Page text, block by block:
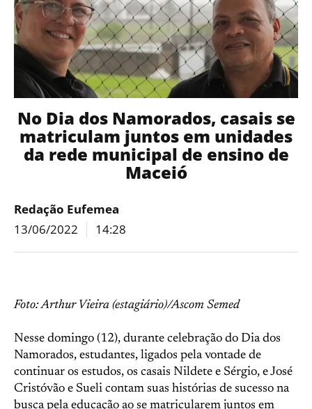
No Dia dos Namorados, casais se
matriculam juntos em unidades
da rede municipal de ensino de
Maceió
Redação Eufemea
13/06/2022
14:28
Foto: Arthur Vieira (estagiário)/Ascom Semed
Nesse domingo (12), durante celebração do Dia dos
Namorados, estudantes, ligados pela vontade de
continuar os estudos, os casais Nildete e Sérgio, e José
Cristóvão e Sueli contam suas histórias de sucesso na
busca pela educação ao se matricularem juntos em